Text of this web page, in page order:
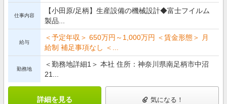
仕事内容
【小田原/足柄】生産設備の機械設計◆富士フイルム
製品...
給与
＜予定年収＞ 650万円～1,000万円 ＜賃金形態＞ 月
給制 補足事項なし ＜...
勤務地
＜勤務地詳細1＞ 本社 住所：神奈川県南足柄市中沼
21...
詳細を見る 気になる！